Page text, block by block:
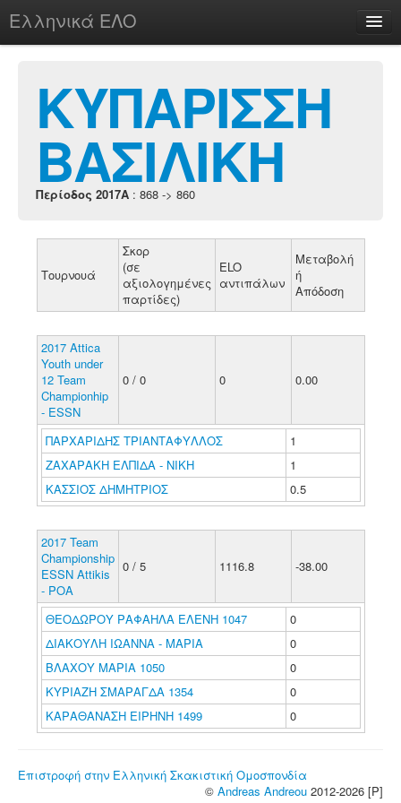
Ελληνικά ΕΛΟ
chesstu.be @ discord
Login
ΚΥΠΑΡΙΣΣΗ
ΒΑΣΙΛΙΚΗ
Περίοδος 2017A : 868 -> 860
Τουρνουά
Σκορ
(σε
αξιολογημένες
παρτίδες)
ELO
αντιπάλων
Μεταβολή
ή
Απόδοση
2017 Attica
Youth under
12 Team
Championhip
- ESSN
0 / 0 0 0.00
ΠΑΡΧΑΡΙΔΗΣ ΤΡΙΑΝΤΑΦΥΛΛΟΣ
1
ΖΑΧΑΡΑΚΗ ΕΛΠΙΔΑ - ΝΙΚΗ
1
ΚΑΣΣΙΟΣ ΔΗΜΗΤΡΙΟΣ
0.5
2017 Team
Championship
ESSN Attikis
- POA
0 / 5 1116.8 -38.00
ΘΕΟΔΩΡΟΥ ΡΑΦΑΗΛΑ ΕΛΕΝΗ 1047
0
ΔΙΑΚΟΥΛΗ ΙΩΑΝΝΑ - ΜΑΡΙΑ
0
ΒΛΑΧΟΥ ΜΑΡΙΑ 1050
0
ΚΥΡΙΑΖΗ ΣΜΑΡΑΓΔΑ 1354
0
ΚΑΡΑΘΑΝΑΣΗ ΕΙΡΗΝΗ 1499
0
Επιστροφή στην Ελληνική Σκακιστική Ομοσπονδία
© Andreas Andreou 2012-2026 [P]